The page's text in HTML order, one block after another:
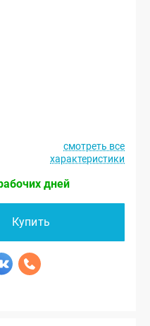
смотреть все
характеристики
дней
Купить